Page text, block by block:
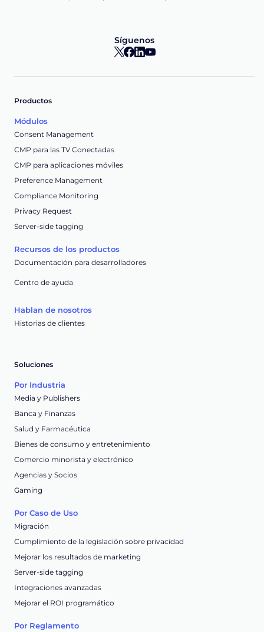
Síguenos
Productos
Módulos
Consent Management
CMP para las TV Conectadas
CMP para aplicaciones móviles
Preference Management
Compliance Monitoring
Privacy Request
Server-side tagging
Recursos de los productos
Documentación para desarrolladores
Centro de ayuda
Hablan de nosotros
Historias de clientes
Soluciones
Por Industria
Media y Publishers
Banca y Finanzas
Salud y Farmacéutica
Bienes de consumo y entretenimiento
Comercio minorista y electrónico
Agencias y Socios
Gaming
Por Caso de Uso
Migración
Cumplimiento de la legislación sobre privacidad
Mejorar los resultados de marketing
Server-side tagging
Integraciones avanzadas
Mejorar el ROI programático
Por Reglamento